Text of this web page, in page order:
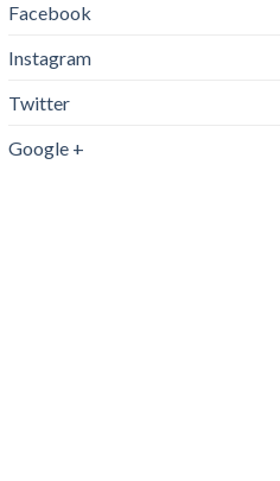
Facebook
Instagram
Twitter
Google +